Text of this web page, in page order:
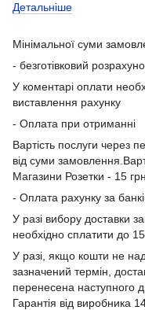
Детальніше
Мінімальної суми
- безготівковий
У коментарі оплати
виставлення рахунку
- Оплата при отриманні
Вартість послуги через
від суми
Магазини Розетки - 15
- Оплата рахунку за
У разі вибору доставки
необхідно сплатити до
У разі, якщо кошти не
зазначений термін,
перенесена наступного
Гарантія від виробника